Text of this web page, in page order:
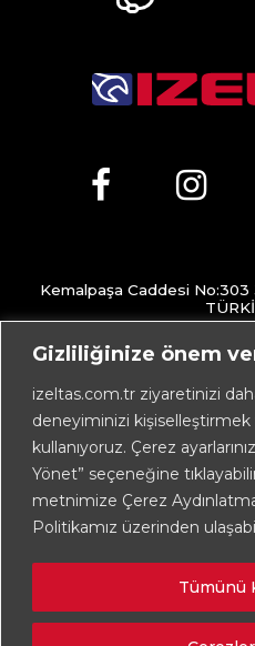
Gizliliğinize önem
izeltas.com.tr ziyaretinizi
deneyiminizi
kullanıyoruz. Çerez
Yönet” seçeneğine
metnimize Çerez
Politikamız üzerinden
Tümünü
Kemalpaşa Caddesi
+90 232 472
+90 232